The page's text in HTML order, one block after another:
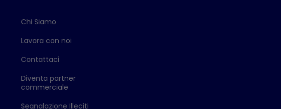
Chi Siamo
Lavora con noi
Contattaci
Diventa partner
commerciale
Segnalazione Illeciti